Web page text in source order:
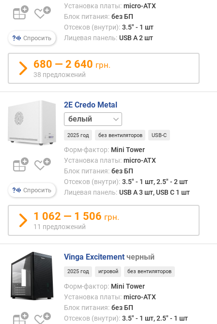
"
т
)
в
н
у
р
е
н
х
с
е
к
о
в
2
,
5
(
ш
)
Спросить
Установка платы: micro-ATX
Блок питания: без БП
Отсеков (внутри): 3.5" - 1 шт
Лицевая панель: USB A 2 шт
680 — 2 640 грн.
38 предложений
Спросить
2E Credo Metal
черный
2025 год без вентиляторов USB-C
Форм-фактор: Mini Tower
Установка платы: micro-ATX
Блок питания: без БП
Отсеков (внутри): 3.5" - 1 шт, 2.5" - 2 шт
Лицевая панель: USB A 3 шт, USB C 1 шт
1 062 — 1 506 грн.
11 предложений
Vinga Excitement черный
2025 год игровой без вентиляторов
Форм-фактор: Mini Tower
Установка платы: micro-ATX
Блок питания: без БП
Отсеков (внутри): 3.5" - 1 шт, 2.5" - 1 шт